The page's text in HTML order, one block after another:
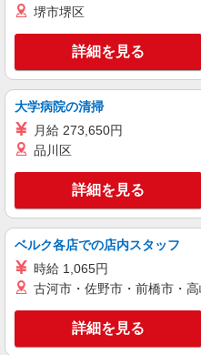
茨城県日
キープ
アルバイト パート
めん六や ダイナム茨城日立北店
キッチンスタ
時給1150
茨城県日
キープ
アルバイト パート
麺家ふくふく
配膳・調理補
一般：時
り！
堺市堺区
詳細を見る
大学病院の清掃
月給 273,650円
品川区
詳細を見る
ベルク各店での店内スタッフ
時給 1,065円
古河市・佐野市・前橋市・
詳細を見る